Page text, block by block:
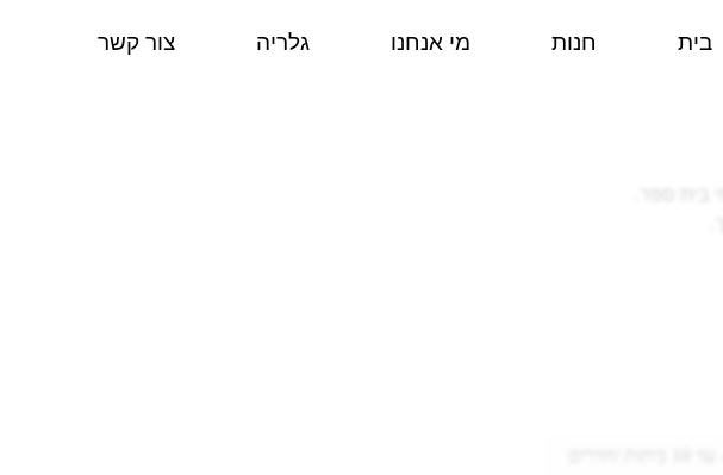
בית חנות מי אנחנו גלריה צור קשר